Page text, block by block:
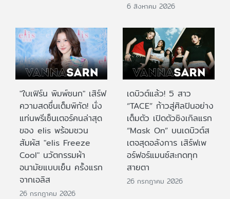
6 สิงหาคม 2026
"ใบเฟิร์น พิมพ์ชนก" เสิร์ฟ
ความสดชื่นเต็มพิกัด! นั่ง
แท่นพรีเซ็นเตอร์คนล่าสุด
ของ elis พร้อมชวน
สัมผัส "elis Freeze
Cool" นวัตกรรมผ้า
อนามัยแบบเย็น ครั้งแรก
จากเอลิส
26 กรกฎาคม 2026
เดบิวต์แล้ว! 5 สาว
“TACE” ก้าวสู่ศิลปินอย่าง
เต็มตัว เปิดตัวซิงเกิลแรก
“Mask On” บนเดบิวต์ส
เตจสุดอลังการ เสิร์ฟเพ
อร์ฟอร์แมนซ์สะกดทุก
สายตา
26 กรกฎาคม 2026